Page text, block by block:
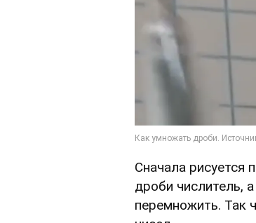
Сначала рисуется
дроби числитель,
перемножить. Так